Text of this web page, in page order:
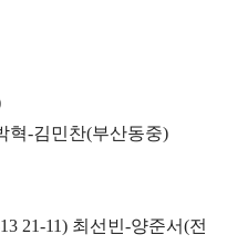
혁-김민찬(부산동중)
21-11) 최선빈-양준서(전